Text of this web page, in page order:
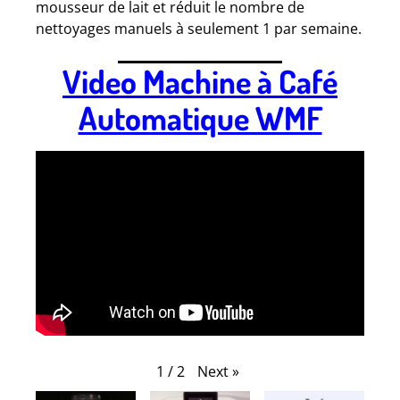
mousseur de lait et réduit le nombre de
nettoyages manuels à seulement 1 par semaine.
Video Machine à Café
Automatique WMF
1 / 2 Next »